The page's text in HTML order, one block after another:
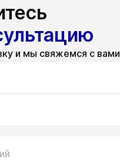
и мы свяжемся с вами